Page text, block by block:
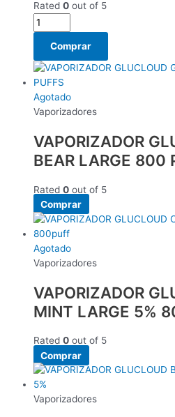
Rated 0 out of 5
Comprar
Agotado
Vaporizadores
VAPORIZADOR
BEAR LARGE 800
Rated 0 out of 5
Comprar
Agotado
Vaporizadores
VAPORIZADOR
MINT LARGE 5%
Rated 0 out of 5
Comprar
Vaporizadores